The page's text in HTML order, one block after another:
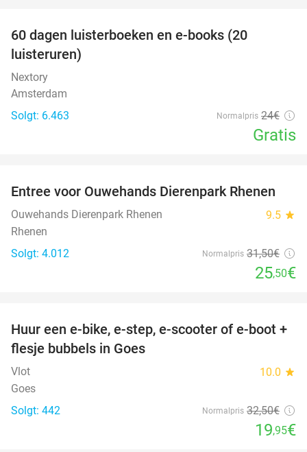
60 dagen luisterboeken en e-books (20
luisteruren)
Nextory
Amsterdam
Solgt: 6.463
Normalpris 24€
Gratis
19%
Entree voor Ouwehands Dierenpark Rhenen
Ouwehands Dierenpark Rhenen 9.5 star
Rhenen
Solgt: 4.012
Normalpris 31,50€
25,50€
39%
Huur een e-bike, e-step, e-scooter of e-boot +
flesje bubbels in Goes
Vlot 10.0 star
Goes
Solgt: 442
Normalpris 32,50€
19,95€